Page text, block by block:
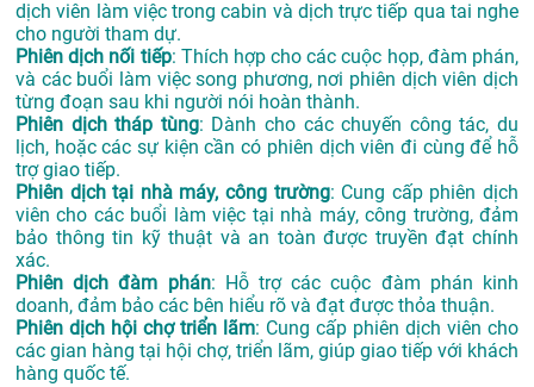
dịch viên làm việc trong cabin và dịch trực tiếp qua tai nghe
cho người tham dự.
Phiên dịch nối tiếp: Thích hợp cho các cuộc họp, đàm phán,
và các buổi làm việc song phương, nơi phiên dịch viên dịch
từng đoạn sau khi người nói hoàn thành.
Phiên dịch tháp tùng: Dành cho các chuyến công tác, du
lịch, hoặc các sự kiện cần có phiên dịch viên đi cùng để hỗ
trợ giao tiếp.
Phiên dịch tại nhà máy, công trường: Cung cấp phiên dịch
viên cho các buổi làm việc tại nhà máy, công trường, đảm
bảo thông tin kỹ thuật và an toàn được truyền đạt chính
xác.
Phiên dịch đàm phán: Hỗ trợ các cuộc đàm phán kinh
doanh, đảm bảo các bên hiểu rõ và đạt được thỏa thuận.
Phiên dịch hội chợ triển lãm: Cung cấp phiên dịch viên cho
các gian hàng tại hội chợ, triển lãm, giúp giao tiếp với khách
hàng quốc tế.